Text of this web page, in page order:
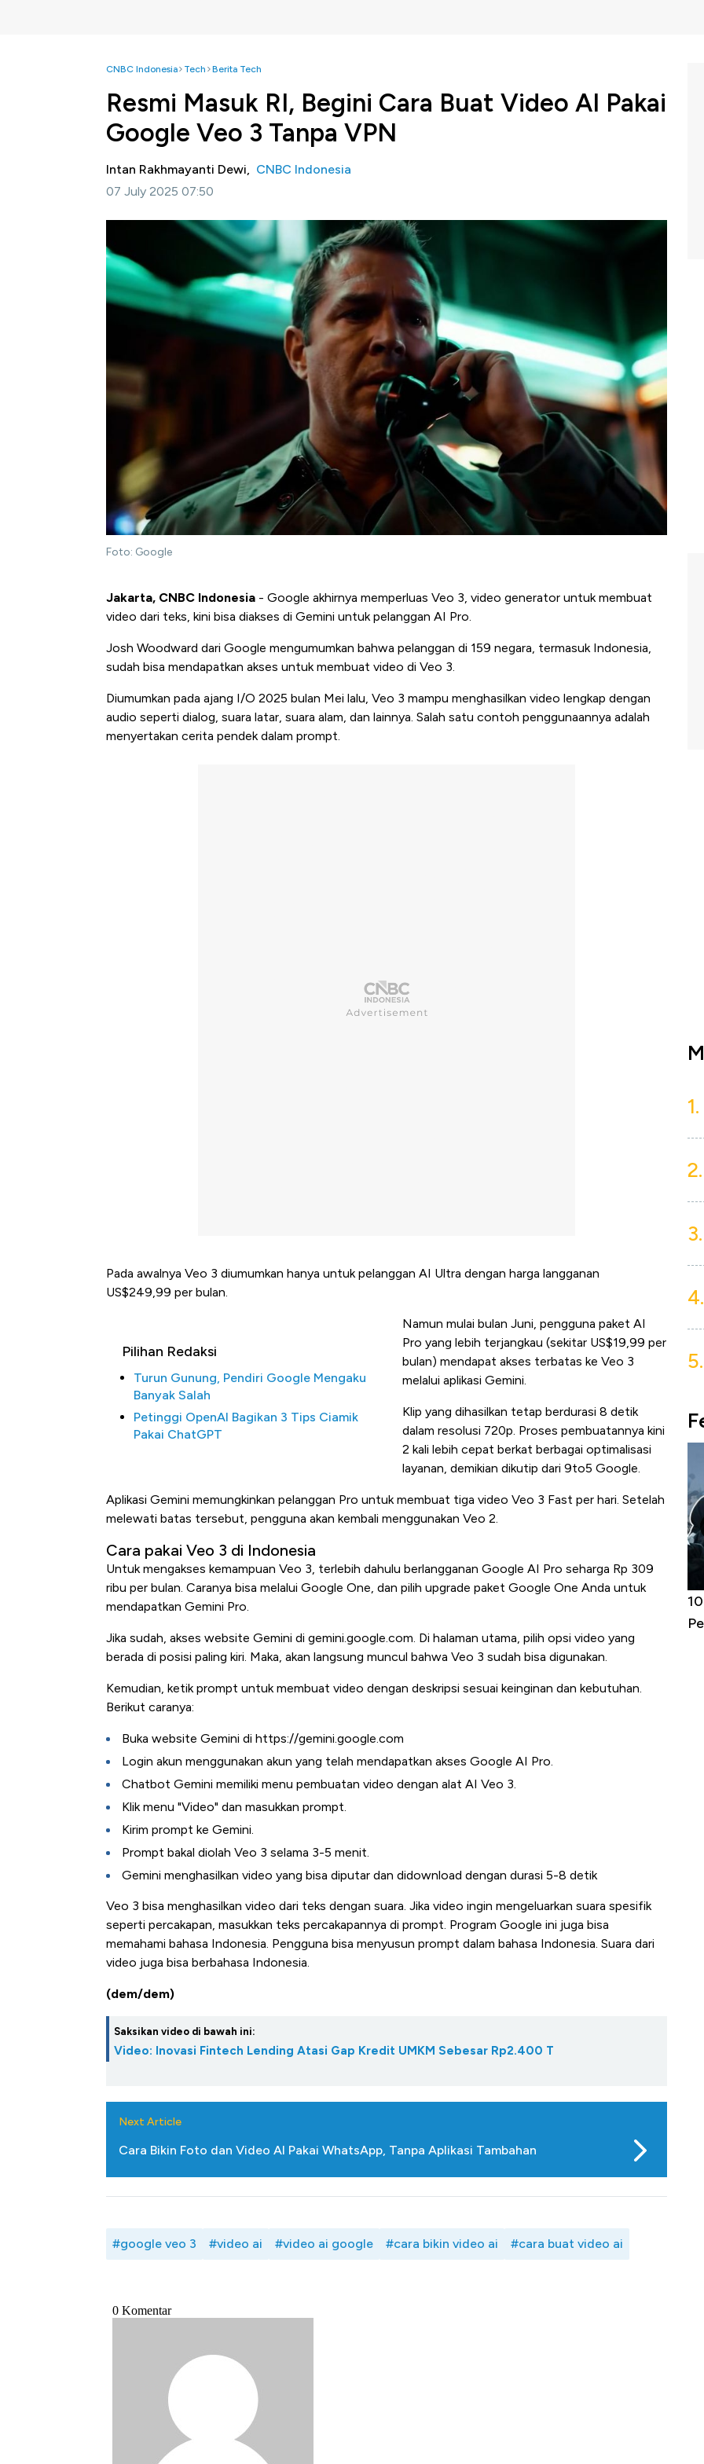
CNBC Indonesia Tech Berita Tech
Resmi Masuk RI, Begini Cara Buat Video AI Pakai
Google Veo 3 Tanpa VPN
Intan Rakhmayanti Dewi, CNBC Indonesia
07 July 2025 07:50
Foto: Google
Jakarta, CNBC Indonesia - Google akhirnya memperluas Veo 3, video generator untuk membuat
video dari teks, kini bisa diakses di Gemini untuk pelanggan AI Pro.
Josh Woodward dari Google mengumumkan bahwa pelanggan di 159 negara, termasuk Indonesia,
sudah bisa mendapatkan akses untuk membuat video di Veo 3.
Diumumkan pada ajang I/O 2025 bulan Mei lalu, Veo 3 mampu menghasilkan video lengkap dengan
audio seperti dialog, suara latar, suara alam, dan lainnya. Salah satu contoh penggunaannya adalah
menyertakan cerita pendek dalam prompt.
Pada awalnya Veo 3 diumumkan hanya untuk pelanggan AI Ultra dengan harga langganan
US$249,99 per bulan.
Pilihan Redaksi
Turun Gunung, Pendiri Google Mengaku
Banyak Salah
Petinggi OpenAI Bagikan 3 Tips Ciamik
Pakai ChatGPT
Namun mulai bulan Juni, pengguna paket AI
Pro yang lebih terjangkau (sekitar US$19,99 per
bulan) mendapat akses terbatas ke Veo 3
melalui aplikasi Gemini.
Klip yang dihasilkan tetap berdurasi 8 detik
dalam resolusi 720p. Proses pembuatannya kini
2 kali lebih cepat berkat berbagai optimalisasi
layanan, demikian dikutip dari 9to5 Google.
Aplikasi Gemini memungkinkan pelanggan Pro untuk membuat tiga video Veo 3 Fast per hari. Setelah
melewati batas tersebut, pengguna akan kembali menggunakan Veo 2.
Cara pakai Veo 3 di Indonesia
Untuk mengakses kemampuan Veo 3, terlebih dahulu berlangganan Google AI Pro seharga Rp 309
ribu per bulan. Caranya bisa melalui Google One, dan pilih upgrade paket Google One Anda untuk
mendapatkan Gemini Pro.
Jika sudah, akses website Gemini di gemini.google.com. Di halaman utama, pilih opsi video yang
berada di posisi paling kiri. Maka, akan langsung muncul bahwa Veo 3 sudah bisa digunakan.
Kemudian, ketik prompt untuk membuat video dengan deskripsi sesuai keinginan dan kebutuhan.
Berikut caranya:
Buka website Gemini di https://gemini.google.com
Login akun menggunakan akun yang telah mendapatkan akses Google AI Pro.
Chatbot Gemini memiliki menu pembuatan video dengan alat AI Veo 3.
Klik menu "Video" dan masukkan prompt.
Kirim prompt ke Gemini.
Prompt bakal diolah Veo 3 selama 3-5 menit.
Gemini menghasilkan video yang bisa diputar dan didownload dengan durasi 5-8 detik
Veo 3 bisa menghasilkan video dari teks dengan suara. Jika video ingin mengeluarkan suara spesifik
seperti percakapan, masukkan teks percakapannya di prompt. Program Google ini juga bisa
memahami bahasa Indonesia. Pengguna bisa menyusun prompt dalam bahasa Indonesia. Suara dari
video juga bisa berbahasa Indonesia.
(dem/dem)
Saksikan video di bawah ini:
Video: Inovasi Fintech Lending Atasi Gap Kredit UMKM Sebesar Rp2.400 T
Next Article
Cara Bikin Foto dan Video AI Pakai WhatsApp, Tanpa Aplikasi Tambahan
#google veo 3 #video ai #video ai google #cara bikin video ai #cara buat video ai
1.
2.
3.
4.
5.
Kongo Tutup Keran Ekspor, Harga